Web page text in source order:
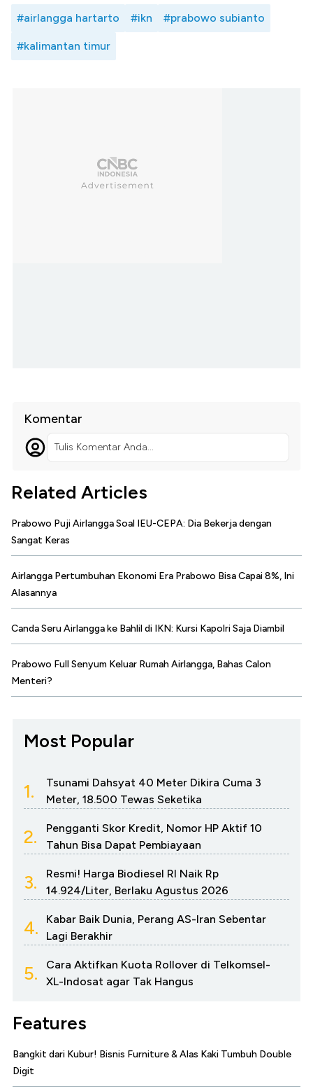
#airlangga hartarto #ikn #prabowo subianto
#kalimantan timur
Komentar
Tulis Komentar Anda...
Related Articles
Prabowo Puji Airlangga Soal IEU-CEPA: Dia Bekerja dengan
Sangat Keras
Airlangga Pertumbuhan Ekonomi Era Prabowo Bisa Capai 8%, Ini
Alasannya
Canda Seru Airlangga ke Bahlil di IKN: Kursi Kapolri Saja Diambil
Prabowo Full Senyum Keluar Rumah Airlangga, Bahas Calon
Menteri?
Most Popular
1.
Tsunami Dahsyat 40 Meter Dikira Cuma 3
Meter, 18.500 Tewas Seketika
2.
Pengganti Skor Kredit, Nomor HP Aktif 10
Tahun Bisa Dapat Pembiayaan
3.
Resmi! Harga Biodiesel RI Naik Rp
14.924/Liter, Berlaku Agustus 2026
4.
Kabar Baik Dunia, Perang AS-Iran Sebentar
Lagi Berakhir
5.
Cara Aktifkan Kuota Rollover di Telkomsel-
XL-Indosat agar Tak Hangus
Features
Bangkit dari Kubur! Bisnis Furniture & Alas Kaki Tumbuh Double
Digit